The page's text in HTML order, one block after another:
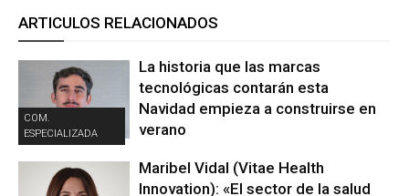
ARTICULOS RELACIONADOS
COM.
ESPECIALIZADA
La historia que las marcas
tecnológicas contarán esta
Navidad empieza a construirse en
verano
Maribel Vidal (Vitae Health
Innovation): «El sector de la salud